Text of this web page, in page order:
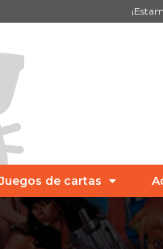
Juegos de cartas